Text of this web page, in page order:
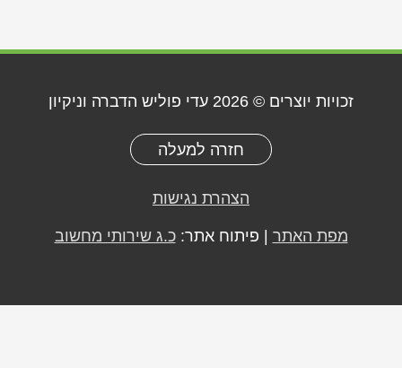
זכויות יוצרים © 2026 עדי פוליש הדברה וניקיון
חזרה למעלה
הצהרת נגישות
מפת האתר | פיתוח אתר:כ.ג שירותי מחשוב